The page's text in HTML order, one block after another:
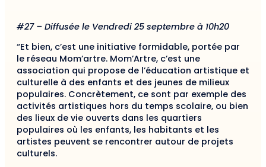
#27– Diffusée le Vendredi 25 septembre à 10h20
“Et bien, c’est une initiative formidable, portée par
le réseau Mom’artre. Mom’Artre, c’est une
association qui propose de l’éducation artistique et
culturelle à des enfants et des jeunes de milieux
populaires. Concrètement, ce sont par exemple des
activités artistiques hors du temps scolaire, ou bien
des lieux de vie ouverts dans les quartiers
populaires où les enfants, les habitants et les
artistes peuvent se rencontrer autour de projets
culturels.